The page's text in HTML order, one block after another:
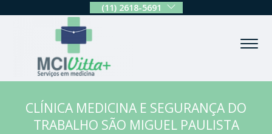
(11) 2618-5691
CLÍNICA MEDICINA E SEGURANÇA DO
TRABALHO SÃO MIGUEL PAULISTA